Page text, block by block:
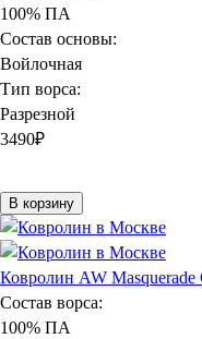
100% ПА
Состав основы:
Войлочная
Тип ворса:
Разрезной
3490₽
В корзину
Ковролин AW Masquerade
Состав ворса:
100% ПА